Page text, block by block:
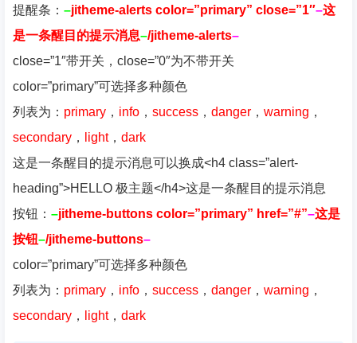
提醒条： –jitheme-alerts color=”primary” close=”1″–这
是一条醒目的提示消息–/jitheme-alerts–
close=”1″带开关，close=”0″为不带开关
color=”primary”可选择多种颜色
列表为： primary ， info ， success ， danger ， warning ，
secondary ， light， dark
这是一条醒目的提示消息可以换成<h4 class=”alert-
heading”>HELLO 极主题</h4>这是一条醒目的提示消息
按钮： –jitheme-buttons color=”primary” href=”#”–这是
按钮–/jitheme-buttons–
color=”primary”可选择多种颜色
列表为： primary ， info ， success ， danger ， warning ，
secondary ， light， dark